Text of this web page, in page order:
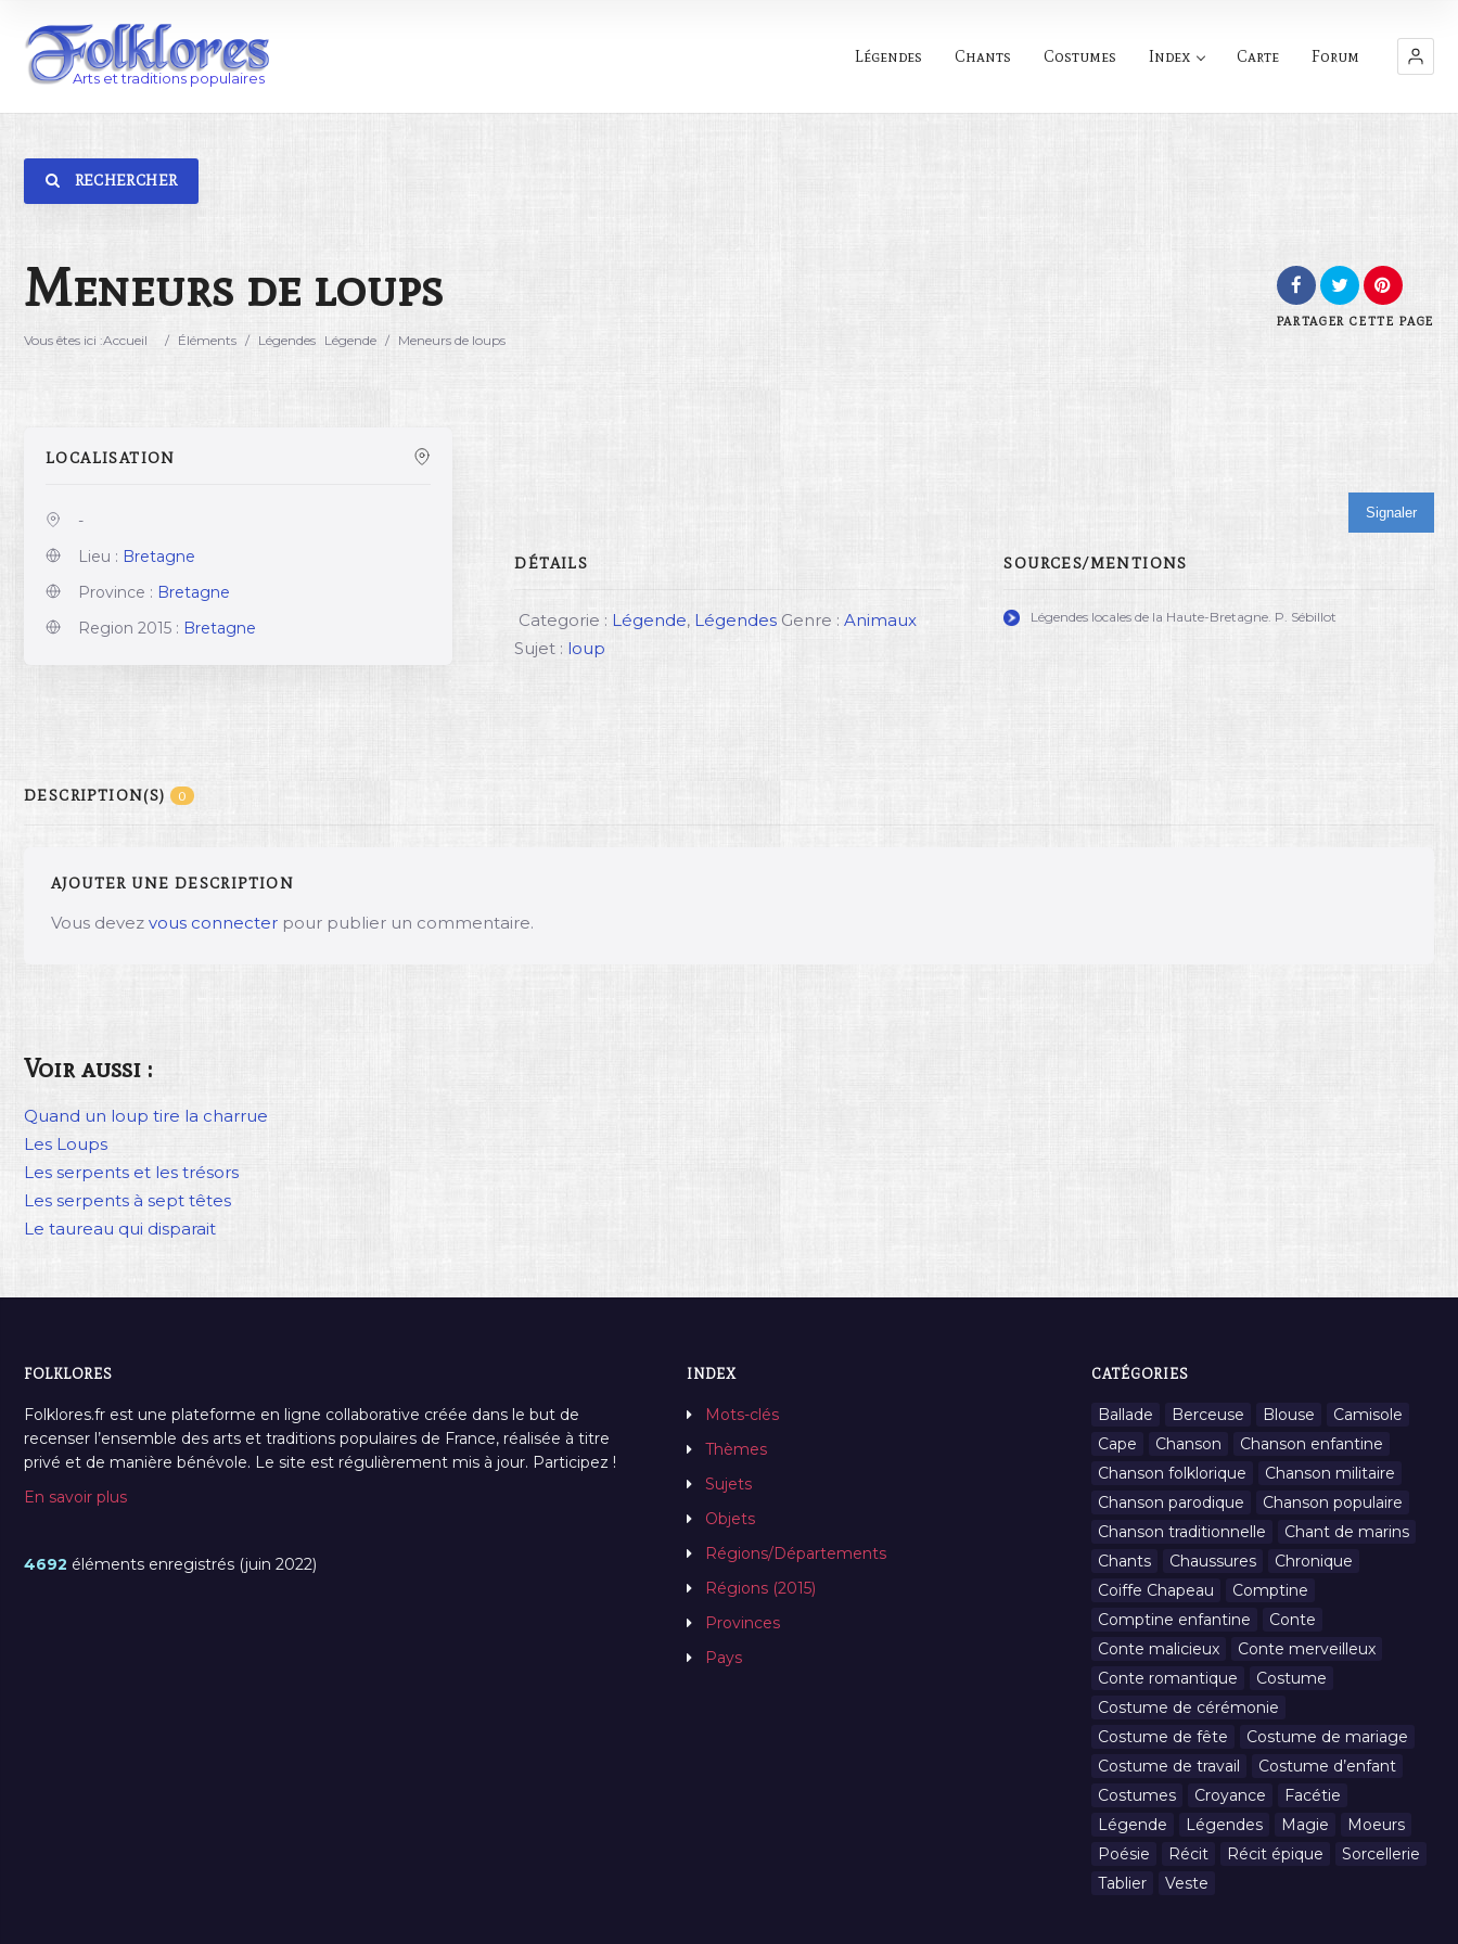
Légendes Chants Costumes Index Carte Forum
RECHERCHER
Meneurs de loups
Vous êtes ici :Accueil / Éléments / Légendes Légende / Meneurs de loups
PARTAGER CETTE PAGE
LOCALISATION
-
Lieu : Bretagne
Province : Bretagne
Region 2015 : Bretagne
Signaler
DÉTAILS
Categorie : Légende, Légendes Genre :Animaux
Sujet : loup
SOURCES/MENTIONS
Légendes locales de la Haute-Bretagne. P. Sébillot
DESCRIPTION(S) 0
AJOUTER UNE DESCRIPTION
Vous devez vous connecter pour publier un commentaire.
Voir aussi :
Quand un loup tire la charrue
Les Loups
Les serpents et les trésors
Les serpents à sept têtes
Le taureau qui disparait
FOLKLORES
Folklores.fr est une plateforme en ligne collaborative créée dans le but de
recenser l’ensemble des arts et traditions populaires de France, réalisée à titre
privé et de manière bénévole. Le site est régulièrement mis à jour. Participez !
En savoir plus
4692 éléments enregistrés (juin 2022)
INDEX
Mots-clés
Thèmes
Sujets
Objets
Régions/Départements
Régions (2015)
Provinces
Pays
CATÉGORIES
Ballade Berceuse Blouse
Camisole
Cape
Chanson
Chanson enfantine
Chanson folklorique
Chanson militaire
Chanson parodique
Chanson populaire
Chanson traditionnelle
Chant de marins
Chants
Chaussures
Chronique
Coiffe Chapeau
Comptine
Comptine enfantine
Conte
Conte malicieux
Conte merveilleux
Conte romantique
Costume
Costume de cérémonie
Costume de fête
Costume de mariage
Costume de travail
Costume d’enfant
Costumes
Croyance
Facétie
Légende
Légendes Magie
Moeurs
Poésie
Récit Récit épique
Sorcellerie
Tablier
Veste